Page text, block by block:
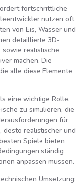
fortschrittliche
nutzen oft
von Eis, Wasser und
detaillierte 3D-
sowie realistische
machen. Die
alle diese Elemente
eine wichtige Rolle.
zu simulieren, die
für
desto realistischer und
Spiele bieten
ständig
anpassen müssen.
Umsetzung: